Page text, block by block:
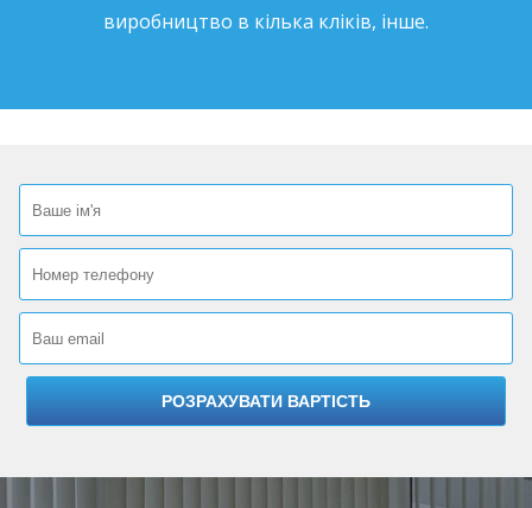
виробництво в кілька кліків, інше.